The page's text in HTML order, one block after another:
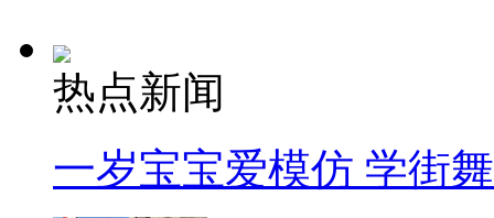
热点新闻
一岁宝宝爱模仿 学街